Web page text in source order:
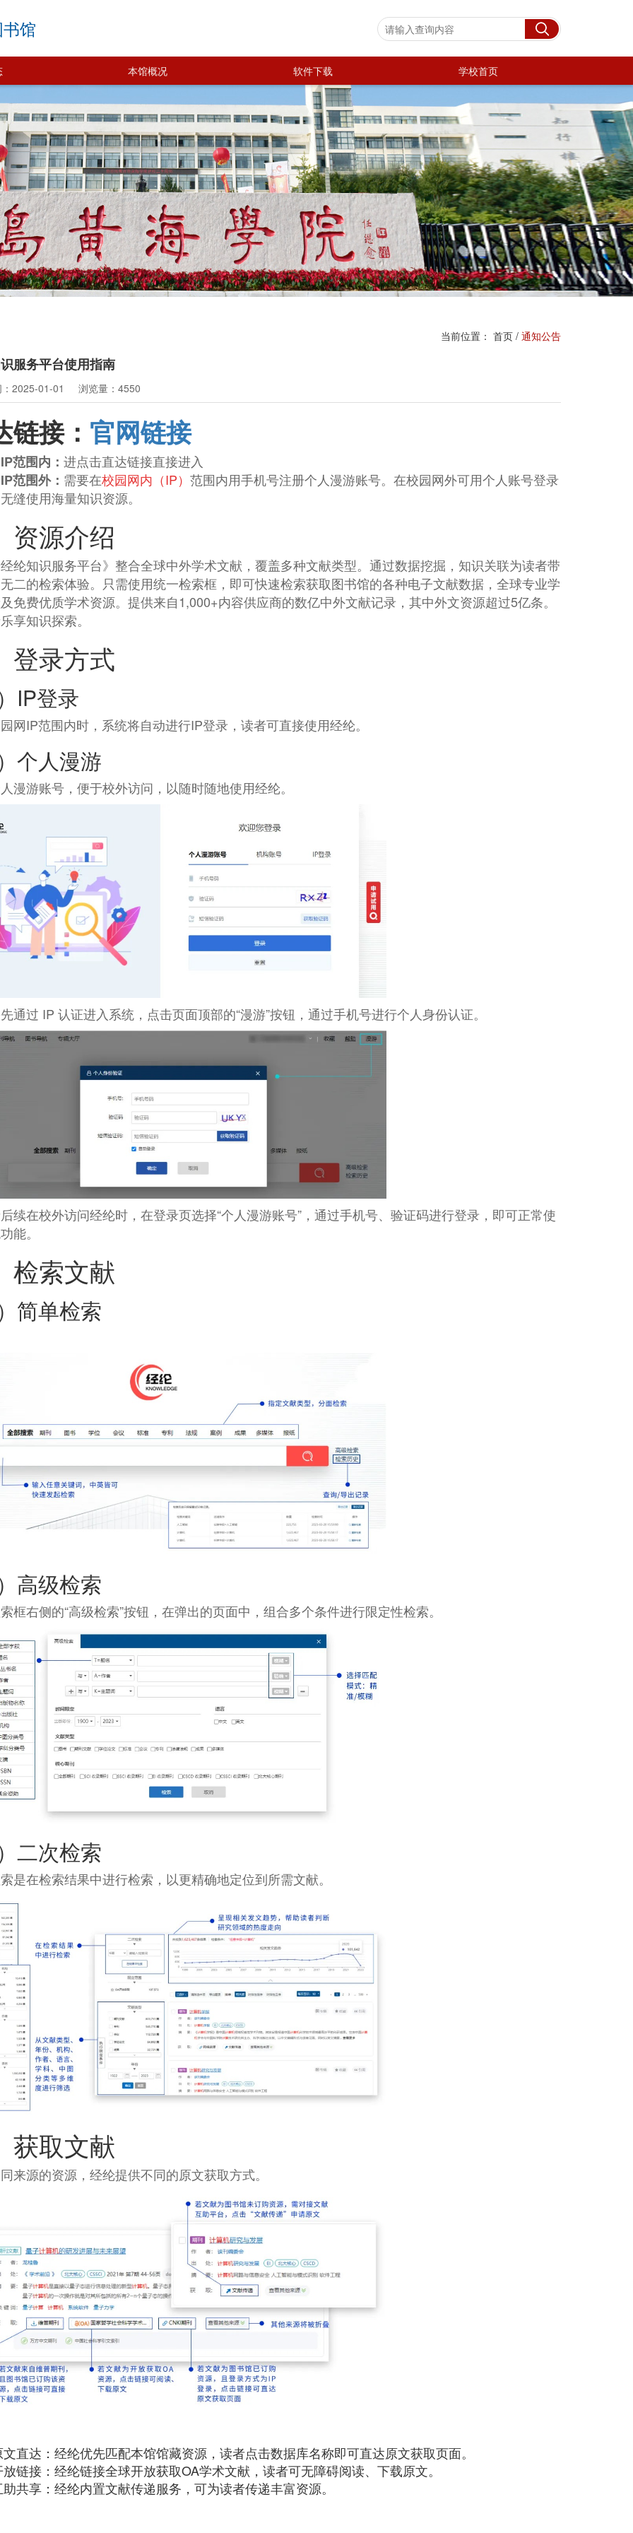
馆
本馆概况 软件下载 学校首页
当前位置： 首页 / 通知公告
服务平台使用指南
2025-01-01 浏览量：4550
链接： 官网链接
范围内： 进点击直达链接直接进入
范围外： 需要在校园网内（IP） 范围内用手机号注册个人漫游账号。在校园网外可用个人账号登录
缝使用海量知识资源。
资源介绍
纶知识服务平台》整合全球中外学术文献，覆盖多种文献类型。通过数据挖掘，知识关联为读者带
二的检索体验。只需使用统一检索框，即可快速检索获取图书馆的各种电子文献数据，全球专业学
免费优质学术资源。提供来自1,000+内容供应商的数亿中外文献记录，其中外文资源超过5亿条。
享知识探索。
登录方式
IP登录
网IP范围内时，系统将自动进行IP登录，读者可直接使用经纶。
个人漫游
漫游账号，便于校外访问，以随时随地使用经纶。
通过 IP 认证进入系统，点击页面顶部的“漫游”按钮，通过手机号进行个人身份认证。
续在校外访问经纶时，在登录页选择“个人漫游账号”，通过手机号、验证码进行登录，即可正常使
能。
检索文献
简单检索
高级检索
框右侧的“高级检索”按钮，在弹出的页面中，组合多个条件进行限定性检索。
二次检索
是在检索结果中进行检索，以更精确地定位到所需文献。
获取文献
来源的资源，经纶提供不同的原文获取方式。
直达：经纶优先匹配本馆馆藏资源，读者点击数据库名称即可直达原文获取页面。
链接：经纶链接全球开放获取OA学术文献，读者可无障碍阅读、下载原文。
共享：经纶内置文献传递服务，可为读者传递丰富资源。